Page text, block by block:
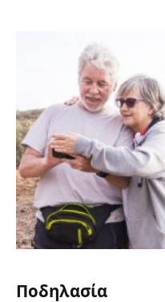
Ποδηλασία